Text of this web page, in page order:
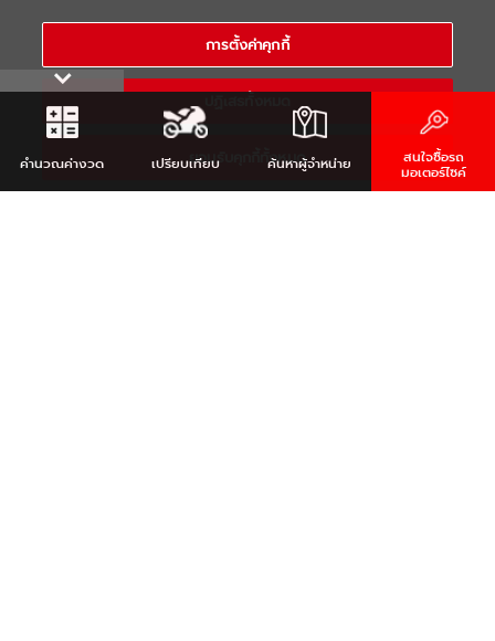
COPYRIGHT 2021 THAI YAMAHA MOTOR CO.,LTD. ALL RIGHTS
RESERVED
คำนวณค่างวด เปรียบเทียบ ค้นหาผู้จำหน่าย สนใจซื้อรถ
มอเตอร์ไซค์
การตั้งค่าคุกกี้
ยอมรับคุกกี้ทั้งหมด